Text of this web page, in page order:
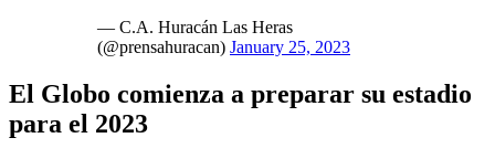
— C.A. Huracán Las Heras
(@prensahuracan) January 25, 2023
El Globo comienza a preparar su estadio
para el 2023